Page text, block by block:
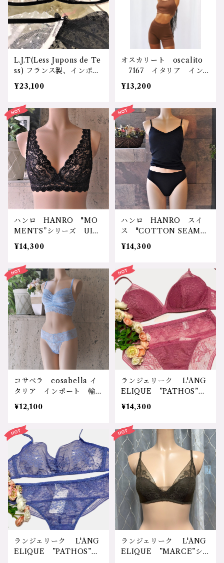
ズ ブルー プレゼント
誕生日 クリスマス バレ
ンタイン トライアングル
ブラ／タンガ 6581/0581
サイズ：２サイズ/２サ
イズ カラー：アクア
価格：50600円（送料無
ンワイヤートライアングル
ブラ AS3312619/55 サ
イズ：Mｻｲｽﾞ/38ｻｲｽﾞ カ
ラー：ブルー 価格：517
00円（送料無料）
L.J.T(Less Jupons de Te
ss) フランス製、インポー
トランジェリー、輸入ラン
ジェリー チュールレー
ス ドット フリル リボ
ン 可愛い セクシー レ
ディース ゆったり 女子
力 気分アップ モノトー
ン トライアングル ホル
ターネックソフトブラ/タ
ンガのセット lov5001/2
002 サイズ：s/sｻｲｽﾞ
価格：23100円（送料無
料）
¥23,100
オスカリート oscalito
7167 イタリア イン
ポート 輸入下着 Filos
cozia コットン100%
天然素材 通気性 汗取
り 清潔 体臭 敏感肌
低刺激 20代 30代 40
代 ストレスフリー 可愛
い ベージュ カーキ ジ
ム エクササイズ ソフト
ブラ クロップドトップ
ブラレット 7167 ｻｲｽﾞ:
2ｻｲｽﾞ ３ｻｲｽﾞ カラー：
1.ブラウン、2.カーキ 価
格：13200円（送料無料）
¥13,200
ハンロ HANRO "MO
MENTS”シリーズ UIH
032 スイス インポート
ランジェリー 輸入下着
レース ソフトなフィット
感 締め付け軽減 肩ズレ
なし ノンストレス ゆっ
たり リラックス 三角ブ
ラ プレゼント 母の日
誕生日 バレンタイン ク
リスマス ワコール wa
coal ノンワイヤーパッ
トなしソフトブラ UIH-
032 サイズ：B70,B75
カラー：ブラック ホワイ
ト 価格：14300円（送料
無料）
¥14,300
ハンロ HANRO スイ
ス "COTTON SEAML
ESS”シリーズ UIH-501
インポートランジェリ
ー 輸入下着 コットン
シルケット加工 ワコー
ル wacoal パット付ブ
ラキャミソール UIH-50
1 サイズ：XSサイズ、Ｓ
サイズ Ｍサイズ カラ
ー：1.ベージュ、2.ブラッ
ク、３.ホワイト 価格：1
4300円（送料無料）
¥14,300
コサベラ cosabella イ
タリア インポート 輸入
ランジェリー 総レース
ストレッチ パット無し
フック無し リラックス
ゆったり 可愛い プレゼ
ント 誕生日 クリスマ
ス バレンタイン 母の
日 レースソフトブ NE
VER1301 サイズ：M カ
ラー：ブルー、ネイビー、
レッド、ブラック 価格：
12100円（送料無料）
¥12,100
ランジェリーク L'ANG
ELIQUE ”PATHOS”シ
リーズ 日本 リバーレー
ス 花柄 可愛い 軽い
自然なバスト 機能性 実
用性 安心 体に優しい
リラックス 30代 40
代 50代 60代 ナイト
ブラ 乳癌術後ブラ 授乳
ブラ ソフトブラ 三角ブ
ラ ローズ ミント パー
プル プレゼント ノンワ
イヤーパットブラ LICA
774 サイズ：M.L.XL
カラー：1.ﾌｫｷﾞｰﾛｰｽﾞ 2.ﾐ
ﾝﾄｸﾞﾘｰﾝ 3.ｼｬﾙﾄﾞﾝ 価
格：14300円（送料無料）
¥14,300
ランジェリーク L'ANG
ELIQUE ”PATHOS”シ
ランジェリーク L'ANG
ELIQUE ”MARCE”シ